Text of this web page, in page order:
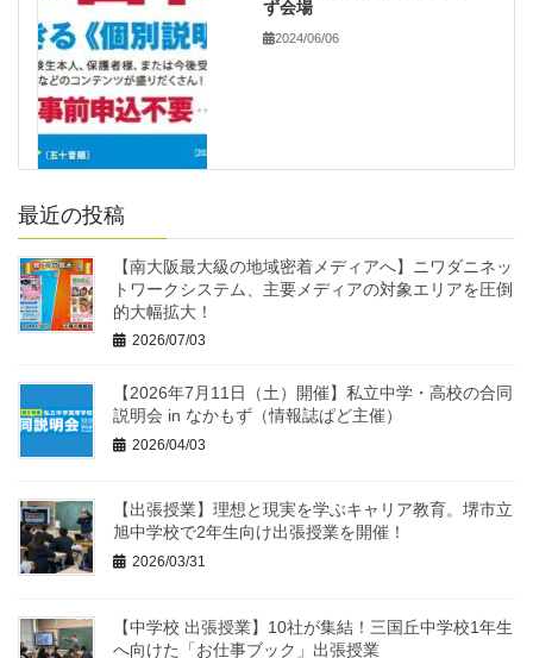
ず会場
2024/06/06
最近の投稿
【南大阪最大級の地域密着メディアへ】ニワダニネッ
トワークシステム、主要メディアの対象エリアを圧倒
的大幅拡大！
2026/07/03
【2026年7月11日（土）開催】私立中学・高校の合同
説明会 in なかもず（情報誌ぱど主催）
2026/04/03
【出張授業】理想と現実を学ぶキャリア教育。堺市立
旭中学校で2年生向け出張授業を開催！
2026/03/31
【中学校 出張授業】10社が集結！三国丘中学校1年生
へ向けた「お仕事ブック」出張授業